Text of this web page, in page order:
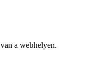
van a webhelyen.